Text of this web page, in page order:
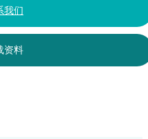
我们
资料